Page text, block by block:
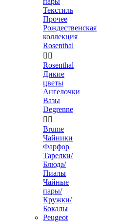
Текстиль
Прочее
Рождественская
коллекция
Rosenthal
 
Rosenthal
Дикие
цветы
Ангелочки
Вазы
Degrenne
 
Brume
Чайники
Фарфор
Тарелки/
Блюда/
Пиалы
Чайные
пары/
Кружки/
Бокалы
Peugeot